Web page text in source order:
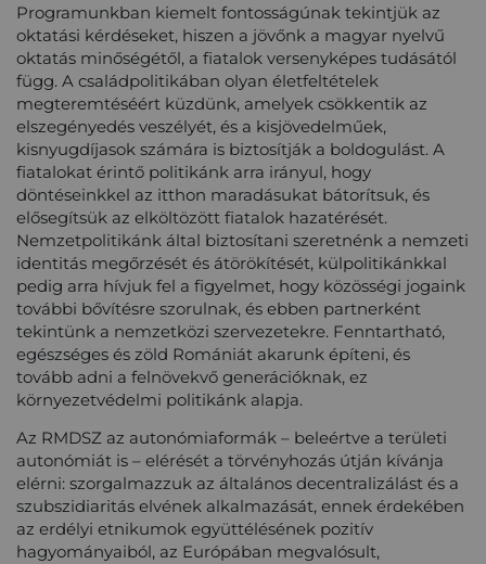
Programunkban kiemelt fontosságúnak tekintjük az
oktatási kérdéseket, hiszen a jövőnk a magyar nyelvű
oktatás minőségétől, a fiatalok versenyképes tudásától
függ. A családpolitikában olyan életfeltételek
megteremtéséért küzdünk, amelyek csökkentik az
elszegényedés veszélyét, és a kisjövedelműek,
kisnyugdíjasok számára is biztosítják a boldogulást. A
fiatalokat érintő politikánk arra irányul, hogy
döntéseinkkel az itthon maradásukat bátorítsuk, és
elősegítsük az elköltözött fiatalok hazatérését.
Nemzetpolitikánk által biztosítani szeretnénk a nemzeti
identitás megőrzését és átörökítését, külpolitikánkkal
pedig arra hívjuk fel a figyelmet, hogy közösségi jogaink
további bővítésre szorulnak, és ebben partnerként
tekintünk a nemzetközi szervezetekre. Fenntartható,
egészséges és zöld Romániát akarunk építeni, és
tovább adni a felnövekvő generációknak, ez
környezetvédelmi politikánk alapja.
Az RMDSZ az autonómiaformák – beleértve a területi
autonómiát is – elérését a törvényhozás útján kívánja
elérni: szorgalmazzuk az általános decentralizálást és a
szubszidiaritás elvének alkalmazását, ennek érdekében
az erdélyi etnikumok együttélésének pozitív
hagyományaiból, az Európában megvalósult,